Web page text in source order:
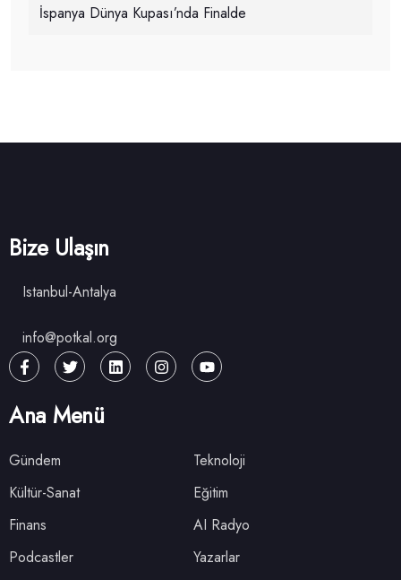
İspanya Dünya Kupası’nda Finalde
Bize Ulaşın
Istanbul-Antalya
info@potkal.org
Ana Menü
Gündem
Teknoloji
Kültür-Sanat
Eğitim
Finans
AI Radyo
Podcastler
Yazarlar